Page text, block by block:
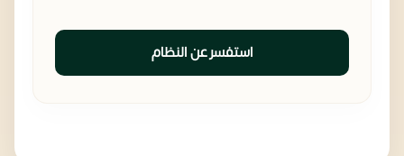
استفسر عن النظام